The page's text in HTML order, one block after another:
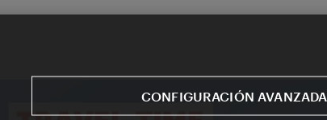
CONFIGURACIÓN AVANZADA